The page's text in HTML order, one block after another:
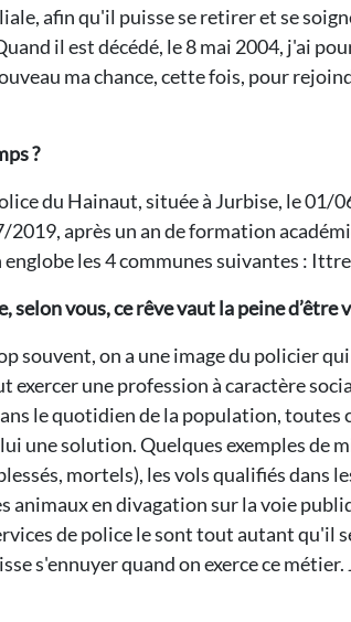
afin qu'il puisse se retirer et se
il est décédé, le 8 mai 2004, j'ai
ma chance, cette fois, pour
?
du Hainaut, située à Jurbise, le
après un an de formation
les 4 communes suivantes :
vous, ce rêve vaut la peine d’être
souvent, on a une image du policier
une profession à caractère
le quotidien de la population, toutes
une solution. Quelques exemples de
mortels), les vols qualifiés dans
en divagation sur la voie
de police le sont tout autant qu'il
s'ennuyer quand on exerce ce